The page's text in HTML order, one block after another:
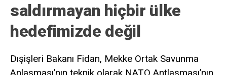
saldırmayan hiçbir ülke
hedefimizde değil
Dışişleri Bakanı Fidan, Mekke Ortak Savunma
Anlaşması’nın teknik olarak NATO Antlaşması’nın